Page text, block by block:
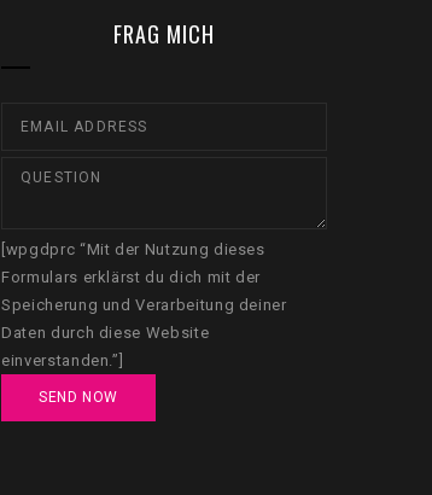
FRAG MICH
[wpgdprc “Mit der Nutzung dieses
Formulars erklärst du dich mit der
Speicherung und Verarbeitung deiner
Daten durch diese Website
einverstanden.”]